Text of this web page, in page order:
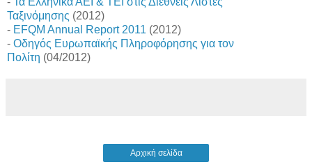
Ταξινόμησης (2012)
- EFQM Annual Report 2011 (2012)
- Οδηγός Ευρωπαϊκής Πληροφόρησης για τον
Πολίτη (04/2012)
Αρχική σελίδα